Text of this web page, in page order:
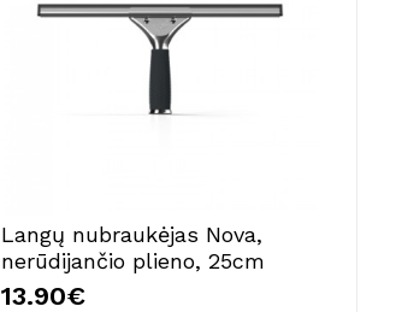
Langų nubraukėjas Nova,
nerūdijančio plieno, 25cm
13.90€